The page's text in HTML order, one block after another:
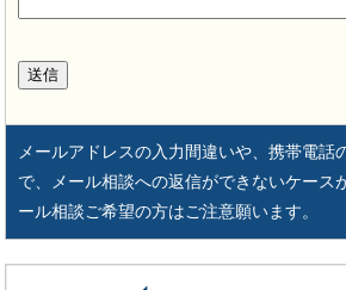
メールアドレスの入力間違いや、携帯電話
で、メール相談への返信ができないケース
ール相談ご希望の方はご注意願います。